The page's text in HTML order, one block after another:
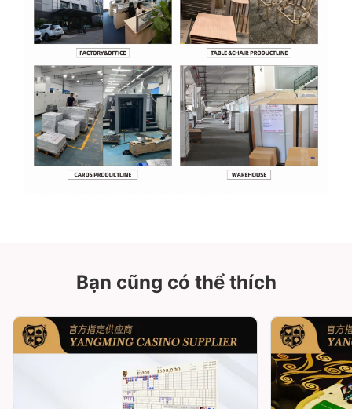
Bạn cũng có thể thích